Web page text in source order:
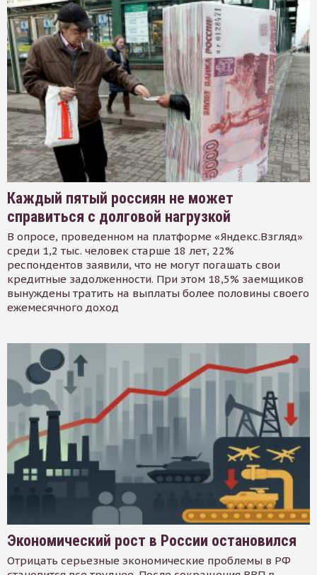
Каждый пятый россиян не может
справиться с долговой нагрузкой
В опросе, проведенном на платформе «Яндекс.Взгляд»
среди 1,2 тыс. человек старше 18 лет, 22%
респондентов заявили, что не могут погашать свои
кредитные задолженности. При этом 18,5% заемщиков
вынуждены тратить на выплаты более половины своего
ежемесячного доход
Экономический рост в России остановился
Отрицать серьезные экономические проблемы в РФ